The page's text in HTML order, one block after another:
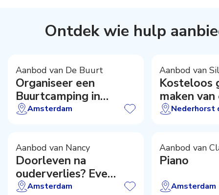
Ontdek wie hulp
Aanbod van De Buurt
Organiseer een
Buurtcamping in
zomer 2027!
Amsterdam
Aanbod van Sil
Kosteloos
maken van
duofiets!?
Nederhorst
Aanbod van Nancy
Doorleven na
ouderverlies? Eve
foundation
Amsterdam
Aanbod van
Piano
Amsterdam